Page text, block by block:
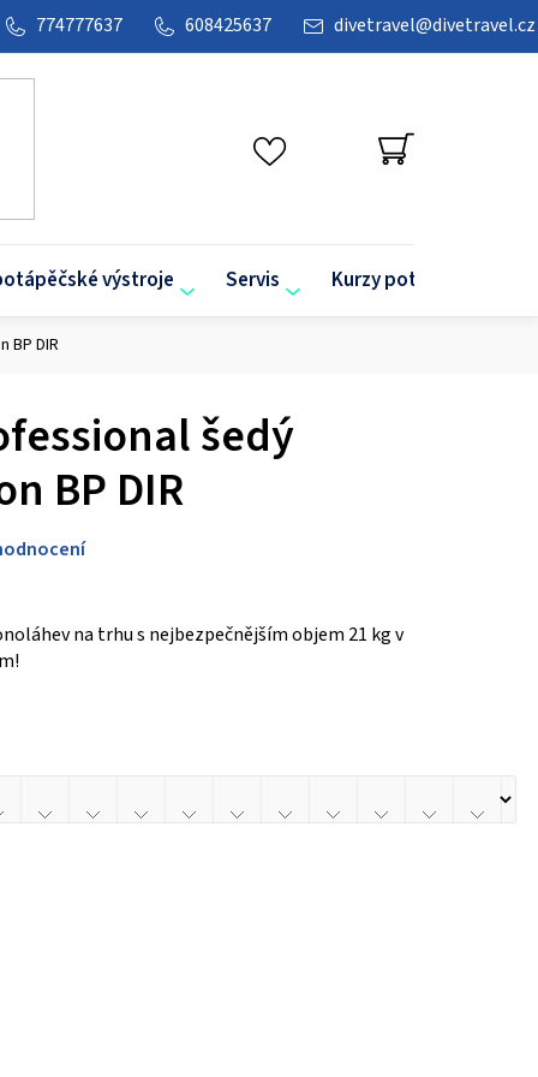
divetravel@divetravel.cz
608425637
774777637
NÁKUPNÍ
KOŠÍK
výstroje Servis Kurzy potápění
BP DIR
šedý
BP DIR
na trhu s nejbezpečnějším objem 21 kg v